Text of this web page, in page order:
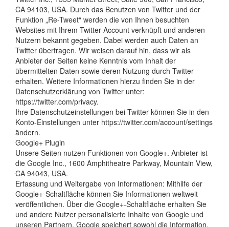
CA 94103, USA. Durch das Benutzen von Twitter und der
Funktion „Re-Tweet“ werden die von Ihnen besuchten
Websites mit Ihrem Twitter-Account verknüpft und anderen
Nutzern bekannt gegeben. Dabei werden auch Daten an
Twitter übertragen. Wir weisen darauf hin, dass wir als
Anbieter der Seiten keine Kenntnis vom Inhalt der
übermittelten Daten sowie deren Nutzung durch Twitter
erhalten. Weitere Informationen hierzu finden Sie in der
Datenschutzerklärung von Twitter unter:
https://twitter.com/privacy.
Ihre Datenschutzeinstellungen bei Twitter können Sie in den
Konto-Einstellungen unter https://twitter.com/account/settings
ändern.
Google+ Plugin
Unsere Seiten nutzen Funktionen von Google+. Anbieter ist
die Google Inc., 1600 Amphitheatre Parkway, Mountain View,
CA 94043, USA.
Erfassung und Weitergabe von Informationen: Mithilfe der
Google+-Schaltfläche können Sie Informationen weltweit
veröffentlichen. Über die Google+-Schaltfläche erhalten Sie
und andere Nutzer personalisierte Inhalte von Google und
unseren Partnern. Google speichert sowohl die Information,